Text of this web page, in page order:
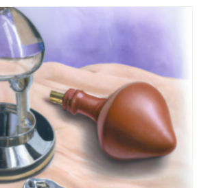
:
Sécurité,
Contrôle,
Et
Puissance
Sensuelle
Maîtrisée